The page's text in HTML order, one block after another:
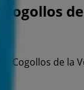
Cogollos de la